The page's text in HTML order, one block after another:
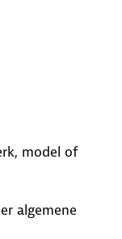
model of
algemene